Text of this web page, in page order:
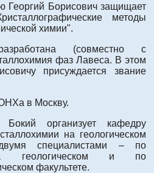
Георгий Борисович защищает
методы
химии".
(совместно с
фаз Лавеса. В этом
присуждается звание
в Москву.
организует кафедру
на геологическом
специалистами – по
геологическом и по
факультете.